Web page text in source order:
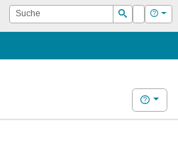
Suche
Suchen
Login Hilfe
Hilfe